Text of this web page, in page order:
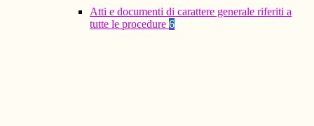
Atti e documenti di carattere generale riferiti a
tutte le procedure 6